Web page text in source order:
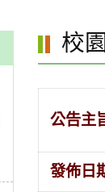
校
公告主
發佈日